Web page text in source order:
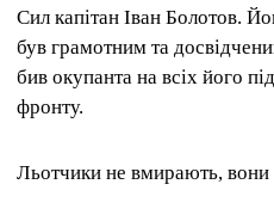
Сил капітан Іван Болотов.
був грамотним та
бив окупанта на всіх його
фронту.
Льотчики не вмирають, вони